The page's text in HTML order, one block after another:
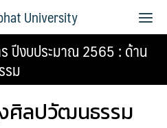
University
ปีงบประมาณ 2565 : ด้าน
รม
ศิลปวัฒนธรรม